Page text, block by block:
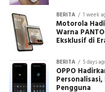
BERITA 1 week
Motorola
Warna
Eksklusif di
BERITA 5 days
OPPO
Pengguna